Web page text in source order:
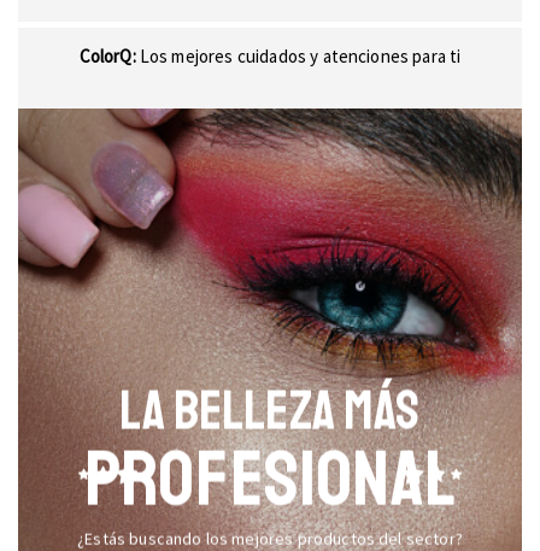
ColorQ:Los mejores cuidados y atenciones para ti
LA BELLEZA MÁS
PROFESIONAL
¿Estás buscando los mejores productos del sector?